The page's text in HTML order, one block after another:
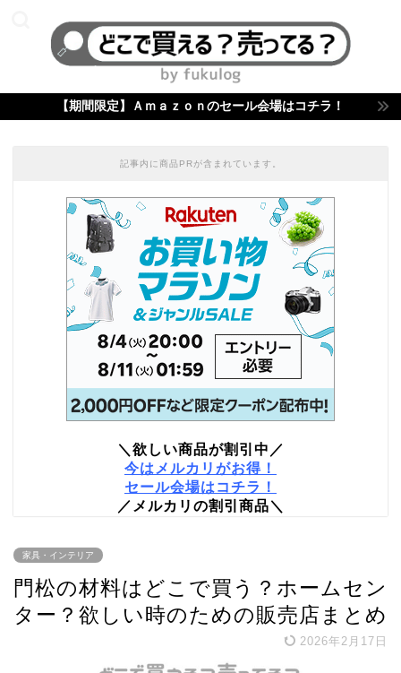
【期間限定】Ａｍａｚｏｎのセール会場はコチラ！
記事内に商品PRが含まれています。
＼欲しい商品が割引中／
今はメルカリがお得！
セール会場はコチラ！
／メルカリの割引商品＼
家具・インテリア
門松の材料はどこで買う？ホームセン
ター？欲しい時のための販売店まとめ
2026年2月17日